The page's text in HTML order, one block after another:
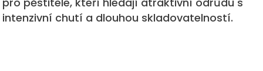
intenzivní chutí a dlouhou skladovatelností.